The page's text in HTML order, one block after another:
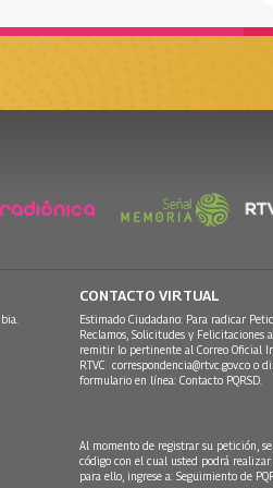
CONTACTO VIRTUAL
Estimado Ciudadano: Para radicar
Reclamos, Solicitudes y Felicitaciones
remitir lo pertinente al Correo Oficial
RTVC correspondencia@rtvc.gov.co o
formulario en línea: Contacto PQRSD.
Al momento de registrar su petición,
código con el cual usted podrá realizar
para ello, ingrese a: Seguimiento de